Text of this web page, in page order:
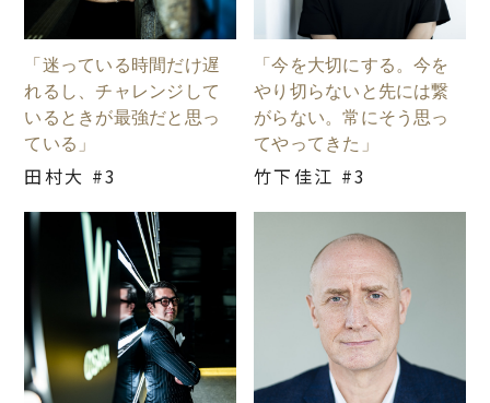
「迷っている時間だけ遅
れるし、チャレンジして
いるときが最強だと思っ
ている」
田村大 #3
「今を大切にする。今を
やり切らないと先には繋
がらない。常にそう思っ
てやってきた」
竹下佳江 #3